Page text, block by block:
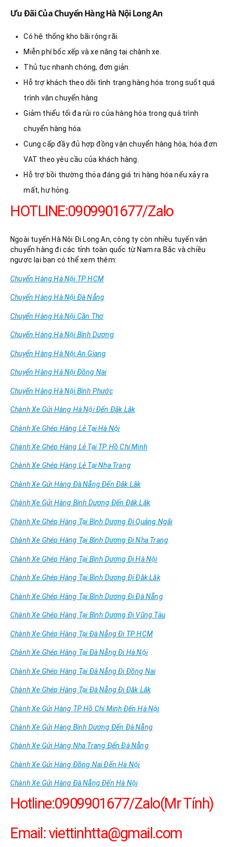
Ưu Đãi Của Chuyển Hàng Hà Nội Long An
Có hệ thống kho bãi rộng rãi.
Miễn phí bốc xếp và xe nâng tại chành xe.
Thủ tục nhanh chóng, đơn giản.
Hỗ trợ khách theo dõi tình trạng hàng hóa trong suốt quá
trình vận chuyển hàng
Giảm thiểu tối đa rủi ro của hàng hóa trong quá trình
chuyển hàng hóa.
Cung cấp đầy đủ hợp đồng vận chuyển hàng hóa, hóa đơn
VAT theo yêu cầu của khách hàng.
Hỗ trợ bồi thường thỏa đáng giá trị hàng hóa nếu xảy ra
mất, hư hỏng.
HOTLINE:0909901677/Zalo
Ngoài tuyến Hà Nội Đi Long An, công ty còn nhiều tuyến vận
chuyển hàng đi các tỉnh toàn quốc từ Nam ra Bắc và chiều
ngược lại bạn có thể xem thêm:
Chuyển Hàng Hà Nội TP HCM
Chuyển Hàng Hà Nội Đà Nẵng
Chuyển Hàng Hà Nội Cần Thơ
Chuyển Hàng Hà Nội Bình Dương
Chuyển Hàng Hà Nội An Giang
Chuyển Hàng Hà Nội Đồng Nai
Chuyển Hàng Hà Nội Bình Phước
Chành Xe Gửi Hàng Hà Nội Đến Đăk Lăk
Chành Xe Ghép Hàng Lẻ Tại Hà Nội
Chành Xe Ghép Hàng Lẻ Tại TP Hồ Chí Minh
Chành Xe Ghép Hàng Lẻ Tại Nha Trang
Chành Xe Gửi Hàng Đà Nẵng Đến Đăk Lăk
Chành Xe Gửi Hàng Bình Dương Đến Đăk Lăk
Chành Xe Ghép Hàng Tại Bình Dương Đi Quảng Ngãi
Chành Xe Ghép Hàng Tại Bình Dương Đi Nha Trang
Chành Xe Ghép Hàng Tại Bình Dương Đi Hà Nội
Chành Xe Ghép Hàng Tại Bình Dương Đi Đăk Lăk
Chành Xe Ghép Hàng Tại Bình Dương Đi Đà Nẵng
Chành Xe Ghép Hàng Tại Bình Dương Đi Vũng Tàu
Chành Xe Ghép Hàng Tại Đà Nẵng Đi TP HCM
Chành Xe Ghép Hàng Tại Đà Nẵng Đi Hà Nội
Chành Xe Ghép Hàng Tại Đà Nẵng Đi Đồng Nai
Chành Xe Ghép Hàng Tại Đà Nẵng Đi Đăk Lăk
Chành Xe Gửi Hàng TP Hồ Chí Minh Đến Hà Nội
Chành Xe Gửi Hàng Bình Dương Đến Đà Nẵng
Chành Xe Gửi Hàng Nha Trang Đến Đà Nẵng
Chành Xe Gửi Hàng Đồng Nai Đến Hà Nội
Chành Xe Gửi Hàng Đà Nẵng Đến Hà Nội
Hotline:0909901677/Zalo(Mr Tính)
Email:viettinhtta@gmail.com